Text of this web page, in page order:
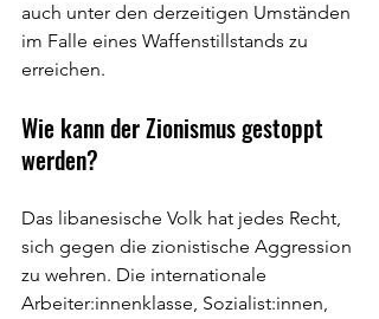
auch unter den derzeitigen Umständen
im Falle eines Waffenstillstands zu
erreichen.
Wie kann der Zionismus gestoppt
werden?
Das libanesische Volk hat jedes Recht,
sich gegen die zionistische Aggression
zu wehren. Die internationale
Arbeiter:innenklasse, Sozialist:innen,